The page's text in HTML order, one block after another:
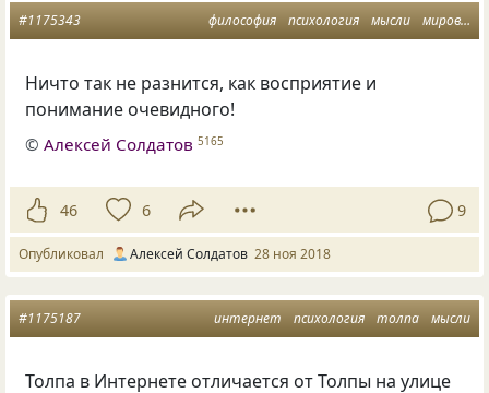
философия психология мысли мировоззрение
#1175343
Ничто так не разнится, как восприятие и
понимание очевидного!
©Алексей Солдатов 5165
46 6 9
Опубликовал Алексей Солдатов 28 ноя 2018
интернет психология толпа мысли
#1175187
Толпа в Интернете отличается от Толпы на улице